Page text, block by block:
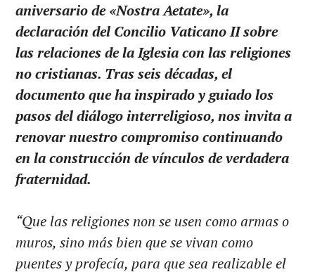
aniversario de «Nostra Aetate», la
declaración del Concilio Vaticano II sobre
las relaciones de la Iglesia con las religiones
no cristianas. Tras seis décadas, el
documento que ha inspirado y guiado los
pasos del diálogo interreligioso, nos invita a
renovar nuestro compromiso continuando
en la construcción de vínculos de verdadera
fraternidad.
“Que las religiones non se usen como armas o
muros, sino más bien que se vivan como
puentes y profecía, para que sea realizable el